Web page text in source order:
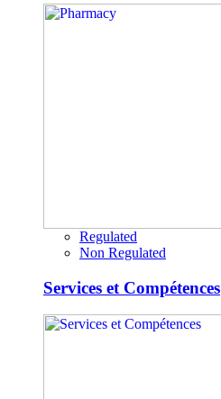
Regulated
Non Regulated
Services et Compétences